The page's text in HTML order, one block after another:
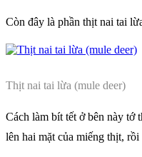
Còn đây là phần thịt nai tai
Thịt nai tai lừa (mule deer)
Cách làm bít tết ở bên này tớ
lên hai mặt của miếng thịt,